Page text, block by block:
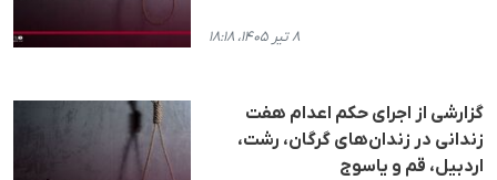
۸ تیر ۱۴۰۵، ۱۸:۱۸
گزارشی از اجرای حکم اعدام هفت
زندانی در زندان‌های گرگان، رشت،
اردبیل، قم و یاسوج